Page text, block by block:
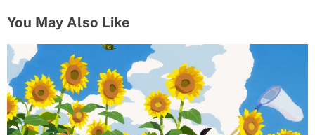
You May Also Like